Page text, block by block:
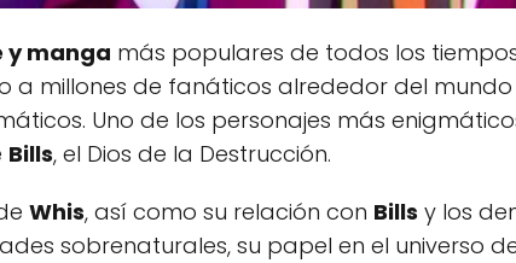
y manga más populares de todos los
a millones de fanáticos alrededor del mundo
Uno de los personajes más
Bills, el Dios de la Destrucción.
Whis, así como su relación con Bills y los
sobrenaturales, su papel en el universo